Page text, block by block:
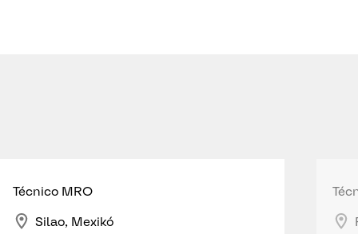
Técnico MRO
Silao, Mexikó